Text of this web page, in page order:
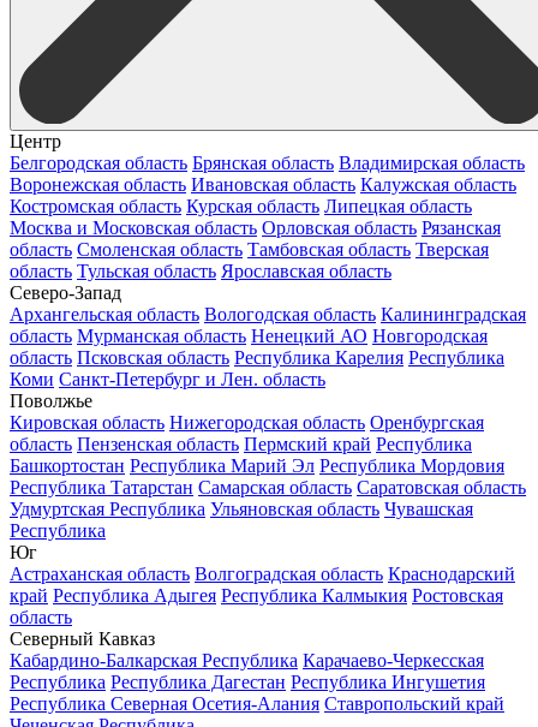
Центр
Белгородская область Брянская область Владимирская область
Воронежская область Ивановская область Калужская область
Костромская область Курская область Липецкая область
Москва и Московская область Орловская область Рязанская
область Смоленская область Тамбовская область Тверская
область Тульская область Ярославская область
Северо-Запад
Архангельская область Вологодская область Калининградская
область Мурманская область Ненецкий АО Новгородская
область Псковская область Республика Карелия Республика
Коми Санкт-Петербург и Лен. область
Поволжье
Кировская область Нижегородская область Оренбургская
область Пензенская область Пермский край Республика
Башкортостан Республика Марий Эл Республика Мордовия
Республика Татарстан Самарская область Саратовская область
Удмуртская Республика Ульяновская область Чувашская
Республика
Юг
Астраханская область Волгоградская область Краснодарский
край Республика Адыгея Республика Калмыкия Ростовская
область
Северный Кавказ
Кабардино-Балкарская Республика Карачаево-Черкесская
Республика Республика Дагестан Республика Ингушетия
Республика Северная Осетия-Алания Ставропольский край